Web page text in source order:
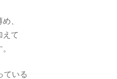
、
えて
ている